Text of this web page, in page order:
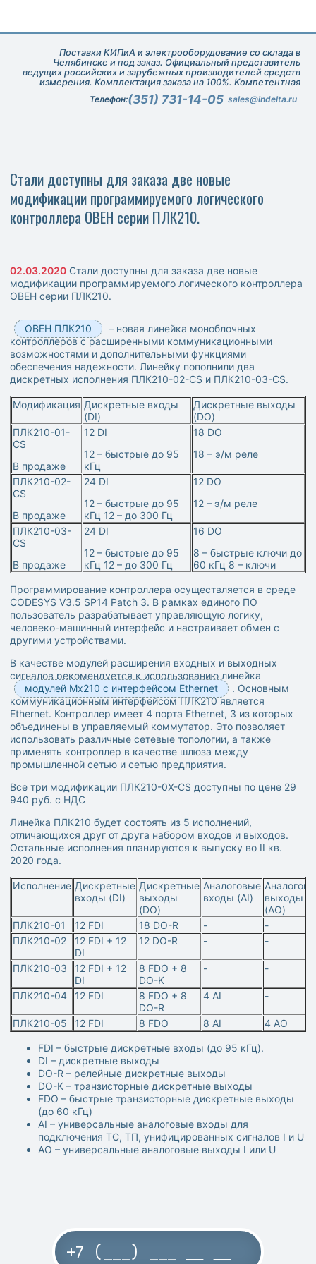
Поставки КИПиА и электрооборудование со склада в
Челябинске и под заказ. Официальный представитель
ведущих российских и зарубежных производителей средств
измерения. Комплектация заказа на 100%. Компетентная
техническая поддержка при подборе оборудования.
Телефон:(351) 731-14-05 sales@indelta.ru
Стали доступны для заказа две новые
модификации программируемого логического
контроллера ОВЕН серии ПЛК210.
02.03.2020 Стали доступны для заказа две новые
модификации программируемого логического контроллера
ОВЕН серии ПЛК210.
ОВЕН ПЛК210
– новая линейка моноблочных
контроллеров с расширенными коммуникационными
возможностями и дополнительными функциями
обеспечения надежности. Линейку пополнили два
дискретных исполнения ПЛК210-02-CS и ПЛК210-03-CS.
Модификация Дискретные входы
(DI)
Дискретные выходы
(DO)
ПЛК210-01-
CS
В продаже
12 DI
12 – быстрые до 95
кГц
18 DO
18 – э/м реле
ПЛК210-02-
CS
В продаже
24 DI
12 – быстрые до 95
кГц 12 – до 300 Гц
12 DO
12 – э/м реле
ПЛК210-03-
CS
В продаже
24 DI
12 – быстрые до 95
кГц 12 – до 300 Гц
16 DO
8 – быстрые ключи до
60 кГц 8 – ключи
Программирование контроллера осуществляется в среде
CODESYS V3.5 SP14 Patch 3. В рамках единого ПО
пользователь разрабатывает управляющую логику,
человеко-машинный интерфейс и настраивает обмен с
другими устройствами.
В качестве модулей расширения входных и выходных
сигналов рекомендуется к использованию линейка
модулей Мх210 с интерфейсом Ethernet
. Основным
коммуникационным интерфейсом ПЛК210 является
Ethernet. Контроллер имеет 4 порта Ethernet, 3 из которых
объединены в управляемый коммутатор. Это позволяет
использовать различные сетевые топологии, а также
применять контроллер в качестве шлюза между
промышленной сетью и сетью предприятия.
Все три модификации ПЛК210-0Х-CS доступны по цене 29
940 руб. с НДС
Линейка ПЛК210 будет состоять из 5 исполнений,
отличающихся друг от друга набором входов и выходов.
Остальные исполнения планируются к выпуску во II кв.
2020 года.
Исполнение Дискретные
входы (DI)
Дискретные
выходы
(DO)
Аналоговые
входы (AI)
выходы
(AO)
ПЛК210-01
12 FDI 18 DO-R -
-
ПЛК210-02
12 FDI + 12
DI
12 DO-R - -
ПЛК210-03
12 FDI + 12
DI
8 FDO + 8
DO-K
- -
ПЛК210-04 12 FDI
8 FDO + 8
DO-R
4 AI -
ПЛК210-05 12 FDI 8 FDO 8 AI 4 AO
FDI – быстрые дискретные входы (до 95 кГц).
DI – дискретные выходы
DO-R – релейные дискретные выходы
DO-K – транзисторные дискретные выходы
FDO – быстрые транзисторные дискретные выходы
(до 60 кГц)
AI – универсальные аналоговые входы для
подключения ТС, ТП, унифицированных сигналов I и U
AO – универсальные аналоговые выходы I или U